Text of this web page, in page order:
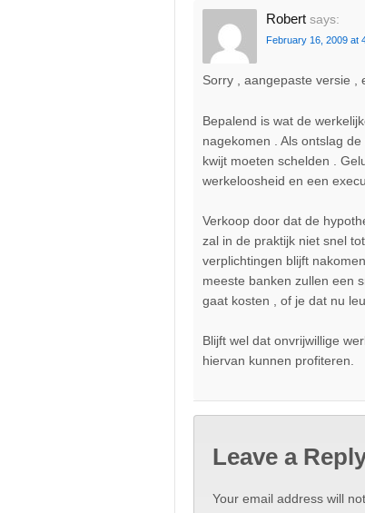
Robert says:
February 16, 2009 at
Sorry , aangepaste versie ,
Bepalend is wat de
nagekomen . Als ontslag
kwijt moeten schelden .
werkeloosheid en een
Verkoop door dat de
zal in de praktijk niet snel
verplichtingen blijft
meeste banken zullen een
gaat kosten , of je dat nu
Blijft wel dat onvrijwillige
hiervan kunnen profiteren.
Leave a
Your email address will